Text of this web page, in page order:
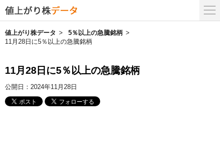
値上がり株データ
5％以上の急騰銘柄
11月28日に5％以上の急騰銘柄
11月28日に5％以上の急騰銘柄
公開日： 2024年11月28日